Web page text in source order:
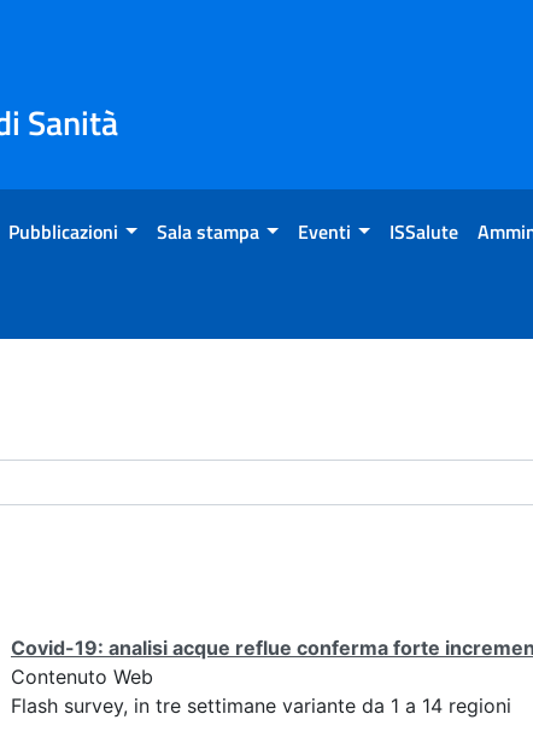
Sanità
Pubblicazioni Sala stampa Eventi ISSalute
Covid-19: analisi acque reflue conferma forte
Contenuto Web
Flash survey, in tre settimane variante da 1 a 14 regioni